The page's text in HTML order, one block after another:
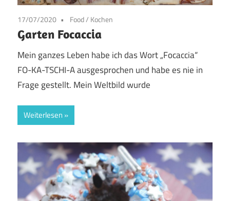
17/07/2020 Food/ Kochen
Garten Focaccia
Mein ganzes Leben habe ich das Wort „Focaccia“
FO-KA-TSCHI-A ausgesprochen und habe es nie in
Frage gestellt. Mein Weltbild wurde
Weiterlesen